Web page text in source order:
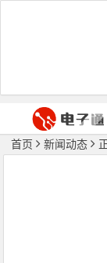
首页 新闻动态